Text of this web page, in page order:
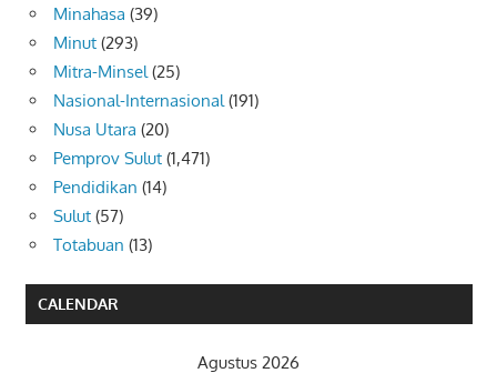
Minahasa (39)
Minut (293)
Mitra-Minsel(25)
Nasional-Internasional(191)
Nusa Utara (20)
Pemprov Sulut (1,471)
Pendidikan (14)
Sulut (57)
Totabuan (13)
CALENDAR
Agustus 2026